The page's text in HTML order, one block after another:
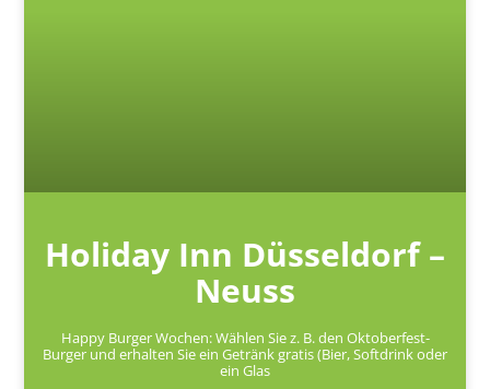
Holiday Inn Düsseldorf –
Neuss
Happy Burger Wochen: Wählen Sie z. B. den Oktoberfest-
Burger und erhalten Sie ein Getränk gratis (Bier, Softdrink oder
ein Glas